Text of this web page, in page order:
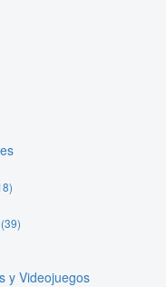
(39)
y Videojuegos